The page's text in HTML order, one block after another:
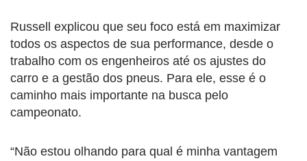
Russell explicou que seu foco está em maximizar
todos os aspectos de sua performance, desde o
trabalho com os engenheiros até os ajustes do
carro e a gestão dos pneus. Para ele, esse é o
caminho mais importante na busca pelo
campeonato.
“Não estou olhando para qual é minha vantagem